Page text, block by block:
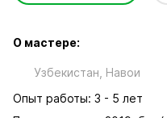
О мастере:
Узбекистан, Навои
Опыт работы: 3 - 5 лет